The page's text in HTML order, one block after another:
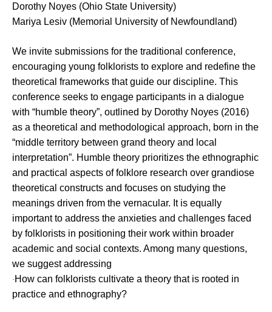
Dorothy Noyes (Ohio State University)
Mariya Lesiv (Memorial University of Newfoundland)
We invite submissions for the traditional conference,
encouraging young folklorists to explore and redefine the
theoretical frameworks that guide our discipline. This
conference seeks to engage participants in a dialogue
with “humble theory”, outlined by Dorothy Noyes (2016)
as a theoretical and methodological approach, born in the
“middle territory between grand theory and local
interpretation”. Humble theory prioritizes the ethnographic
and practical aspects of folklore research over grandiose
theoretical constructs and focuses on studying the
meanings driven from the vernacular. It is equally
important to address the anxieties and challenges faced
by folklorists in positioning their work within broader
academic and social contexts. Among many questions,
we suggest addressing
· How can folklorists cultivate a theory that is rooted in
practice and ethnography?